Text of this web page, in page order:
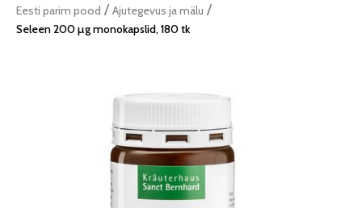
Eesti parim pood / Ajutegevus ja mälu /
Seleen 200 µg monokapslid, 180 tk